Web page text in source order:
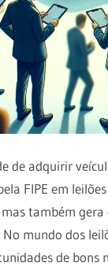
de adquirir
FIPE em
também gera
No mundo dos
de bons